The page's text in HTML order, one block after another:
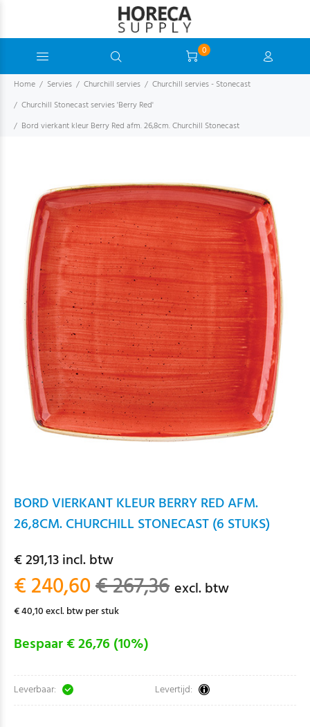
0
Home Servies Churchill servies
Churchill servies - Stonecast
Churchill Stonecast servies 'Berry Red'
Bord vierkant kleur Berry Red afm. 26,8cm. Churchill Stonecast
BORD VIERKANT KLEUR BERRY RED AFM.
26,8CM. CHURCHILL STONECAST (6 STUKS)
€ 291,13 incl. btw
€ 240,60€ 267,36 excl. btw
€ 40,10 excl. btw per stuk
Bespaar € 26,76 (10%)
Leverbaar: Levertijd: